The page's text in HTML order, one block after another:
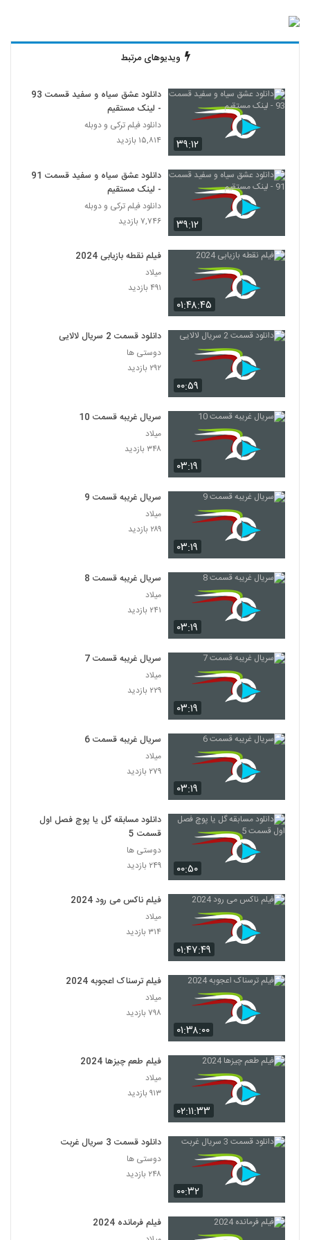
ویدیوهای مرتبط
۳۹:۱۲
دانلود عشق سیاه و سفید قسمت 93
- لینک مستقیم
دانلود فیلم ترکی و دوبله
۱۵,۸۱۴ بازدید
۳۹:۱۲
دانلود عشق سیاه و سفید قسمت 91
- لینک مستقیم
دانلود فیلم ترکی و دوبله
۷,۷۴۶ بازدید
۰۱:۴۸:۴۵
فیلم نقطه بازیابی 2024
میلاد
۴۹۱ بازدید
۰۰:۵۹
دانلود قسمت 2 سریال لالایی
دوستی ها
۲۹۲ بازدید
۰۳:۱۹
سریال غریبه قسمت 10
میلاد
۳۴۸ بازدید
۰۳:۱۹
سریال غریبه قسمت 9
میلاد
۲۸۹ بازدید
۰۳:۱۹
سریال غریبه قسمت 8
میلاد
۲۴۱ بازدید
۰۳:۱۹
سریال غریبه قسمت 7
میلاد
۲۲۹ بازدید
۰۳:۱۹
سریال غریبه قسمت 6
میلاد
۲۷۹ بازدید
۰۰:۵۰
دانلود مسابقه گل یا پوچ فصل اول
قسمت 5
دوستی ها
۲۴۹ بازدید
۰۱:۴۷:۴۹
فیلم ناکس می رود 2024
میلاد
۳۱۴ بازدید
۰۱:۳۸:۰۰
فیلم ترسناک اعجوبه 2024
میلاد
۷۹۸ بازدید
۰۲:۱۱:۳۳
فیلم طعم چیزها 2024
میلاد
۹۱۳ بازدید
۰۰:۳۲
دانلود قسمت 3 سریال غربت
دوستی ها
۲۴۸ بازدید
فیلم فرمانده 2024